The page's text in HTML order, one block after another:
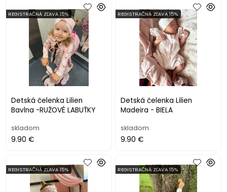
Detská čelenka Lilien
Bavlna -RUŽOVÉ LABUŤKY
REGISTRAČNÁ ZĽAVA 15%
skladom
9.90 €
Detská čelenka Lilien
Madeira - BIELA
REGISTRAČNÁ ZĽAVA 15%
skladom
9.90 €
REGISTRAČNÁ ZĽAVA 15% REGISTRAČNÁ ZĽAVA 15%